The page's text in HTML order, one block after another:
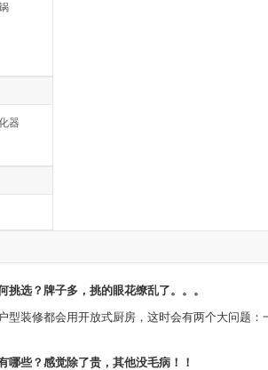
器
挑选？牌子多，挑的眼花缭乱了。。。
哪些？感觉除了贵，其他没毛病！！